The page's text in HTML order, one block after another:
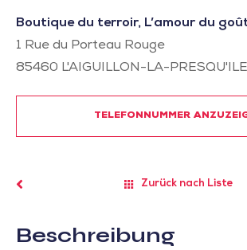
Boutique du terroir, L’amour du
1 Rue du Porteau Rouge
85460 L'AIGUILLON-LA-PRESQU'ILE
TELEFONNUMMER
Zurück nach Liste
Beschreibung